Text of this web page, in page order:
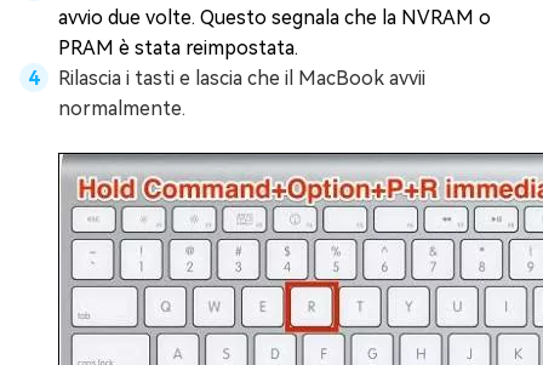
avvio due volte. Questo segnala che la NVRAM o
PRAM è stata reimpostata.
Rilascia i tasti e lascia che il MacBook avvii
normalmente.